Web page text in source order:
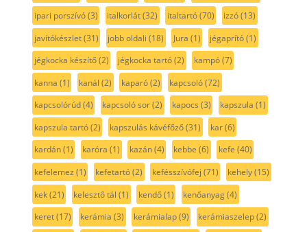
ipari porszívó(3) italkorlát(32) italtartó(70) izzó(13)
javítókészlet(31) jobb oldali (18) Jura (1) jégaprító(1)
jégkocka készítő(2) jégkocka tartó(2) kampó(7)
kanna (1) kanál (2) kaparó(2) kapcsoló(72)
kapcsolórúd(4) kapcsoló sor(2) kapocs (3) kapszula (1)
kapszula tartó(2) kapszulás kávéfőző(31) kar(6)
kardán(1) karóra (1) kazán(4) kebbe (6) kefe (40)
kefelemez (1) kefetartó(2) kefésszívófej (71) kehely(15)
kek(21) kelesztő tál (1) kendő(1) kenőanyag(4)
keret(17) kerámia (3) kerámialap(9) kerámiaszelep(2)